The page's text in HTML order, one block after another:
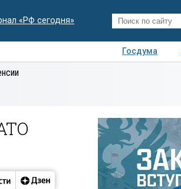
«РФ сегодня»
Госдума
Деловая